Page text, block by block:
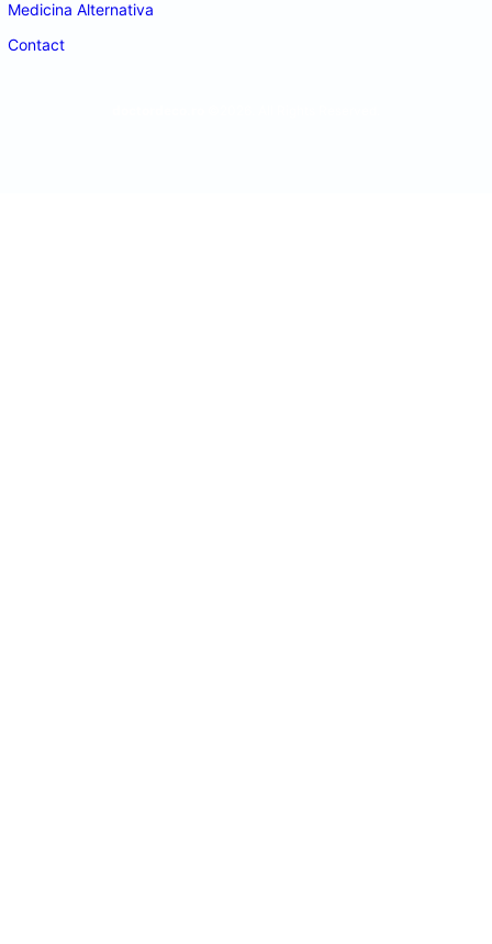
Medicina Alternativa
Contact